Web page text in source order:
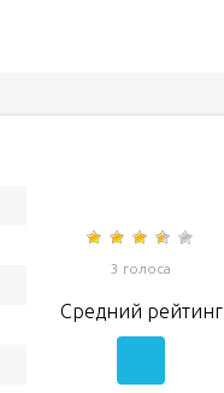
3 голоса
Средний рейтинг